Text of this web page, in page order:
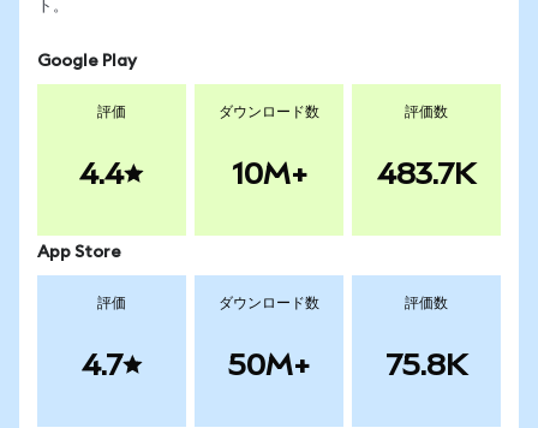
ト。
Google Play
評価
4.4
ダウンロード数
10M+
評価数
483.7K
App Store
評価
4.7
ダウンロード数
50M+
評価数
75.8K